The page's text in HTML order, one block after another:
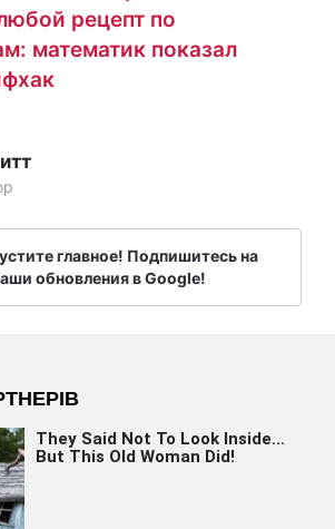
рецепт по
математик показал
главное! Подпишитесь на
обновления в Google!